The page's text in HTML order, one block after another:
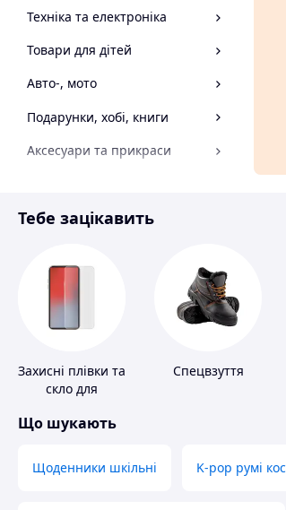
Техніка та електроніка
Товари для дітей
Авто-, мото
Подарунки, хобі, книги
Аксесуари та прикраси
Спорт і відпочинок
Тебе зацікавить
Захисні плівки та
скло для
пристроїв
Спецвзуття
Що шукають
Щоденники шкільні K-pop румі